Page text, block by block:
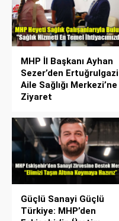
MHP İl Başkanı Ayhan
Sezer’den Ertuğrulgazi
Aile Sağlığı Merkezi’ne
Ziyaret
Güçlü Sanayi Güçlü
Türkiye: MHP’den